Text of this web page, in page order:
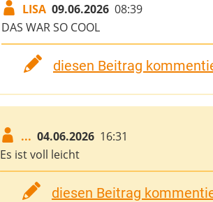
LISA 09.06.2026 08:39
DAS WAR SO COOL
diesen Beitrag
... 04.06.2026 16:31
Es ist voll leicht
diesen Beitrag